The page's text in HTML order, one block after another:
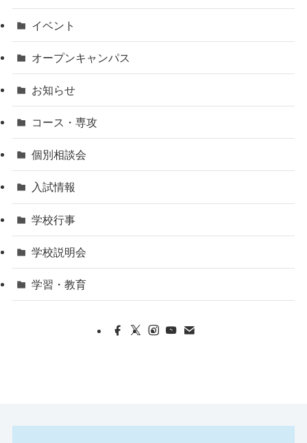
イベント
オープンキャンパス
お知らせ
コース・専攻
個別相談会
入試情報
学校行事
学校説明会
学習・教育